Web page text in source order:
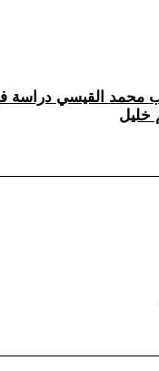
محمد القيسي
خليل